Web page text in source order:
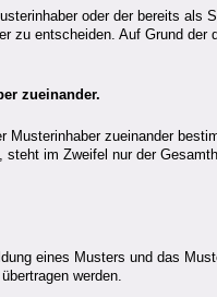
oder der bereits
zu entscheiden. Auf Grund
zueinander.
Musterinhaber zueinander
im Zweifel nur der
eines Musters und das
werden.